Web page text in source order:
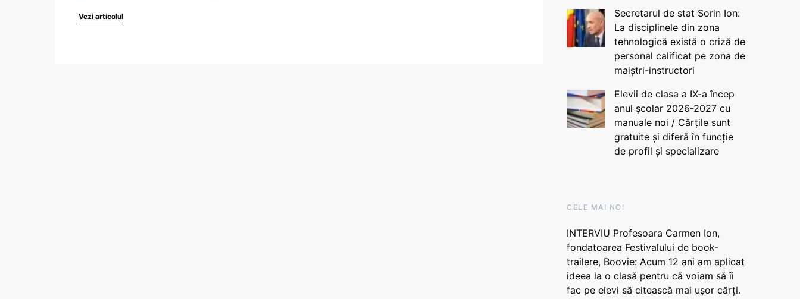
Vezi articolul
Secretarul de stat Sorin Ion:
La disciplinele din zona
tehnologică există o criză de
personal calificat pe zona de
maiștri-instructori
Elevii de clasa a IX-a încep
anul școlar 2026-2027 cu
manuale noi / Cărțile sunt
gratuite și diferă în funcție
de profil și specializare
CELE MAI NOI
INTERVIU Profesoara Carmen Ion,
fondatoarea Festivalului de book-
trailere, Boovie: Acum 12 ani am aplicat
ideea la o clasă pentru că voiam să îi
fac pe elevi să citească mai ușor cărți.